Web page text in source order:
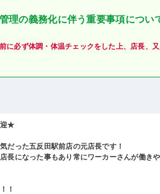
理の義務化に伴う重要事項につい
に必ず体調・体温チェックをした上、店長、
迎★
だった五反田駅前店の元店長です！
長になった事もあり常にワーカーさんが働き
！